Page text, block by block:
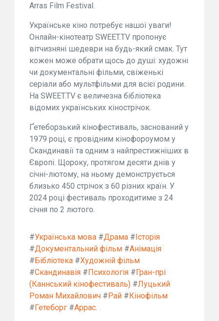
Arras Film Festival.
Українське кіно потребує нашої уваги!
Онлайн-кінотеатр SWEET.TV пропонує
вітчизняні шедеври на будь-який смак. Тут
кожен може обрати щось до душі: художні
чи документальні фільми, свіженькі
серіали або мультфільми для всієї родини.
На SWEET.TV є величезна бібліотека
відомих українських кінострічок.
Ґетеборзький кінофестиваль, заснований у
1979 році, є провідним кінофороумом у
Скандинавії та одним з найпрестижніших в
Європі. Щороку, протягом десяти днів у
січні-лютому, на ньому демонструється
близько 450 стрічок з 60 різних країн. У
2024 році фестиваль проходитиме з 24
січня по 2 лютого.
#Українська мова #Драма #Історія
#Документальний фільм #Анімація
#Бібліотека #Художній фільм
#Скандинавія #Психологія #Гран-прі
(Каннський кінофестиваль) #Луцький
Роман Михайлович #Рай #Кінофільм
#Гетеборг #Аррас.